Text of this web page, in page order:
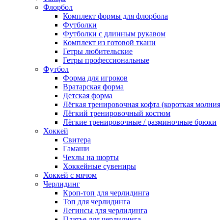
Флорбол
Комплект формы для флорбола
Футболки
Футболки с длинным рукавом
Комплект из готовой ткани
Гетры любительские
Гетры профессиональные
Футбол
Форма для игроков
Вратарская форма
Детская форма
Лёгкая тренировочная кофта (короткая
Лёгкий тренировочный костюм
Лёгкие тренировочные / разминочные брюки
Хоккей
Свитера
Гамаши
Чехлы на шорты
Хоккейные сувениры
Хоккей с мячом
Черлидинг
Кроп-топ для черлидинга
Топ для черлидинга
Легинсы для черлидинга